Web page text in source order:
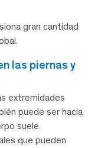
gran cantidad
extremidades
puede ser hacia
suele
que pueden